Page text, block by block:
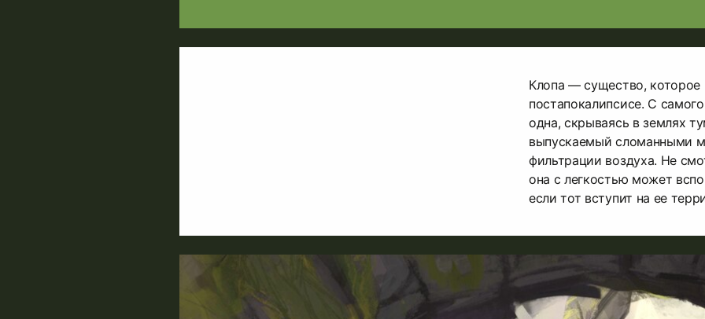
Клопа — существо,
постапокалипсисе. С
одна, скрываясь в землях
выпускаемый сломанными
фильтрации воздуха. Не
она с легкостью может
если тот вступит на ее